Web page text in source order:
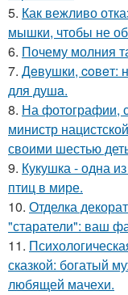
5. Как вежливо
мышки, чтобы не
6. Почему молния
7. Дeвушки, coвeт:
для душa.
8. На фотографии,
министр
своими шестью
9. Кукушка - одна
птиц в мире.
10. Отделка
"старатели": ваш
11.
сказкой: богатый
любящей мачехи.